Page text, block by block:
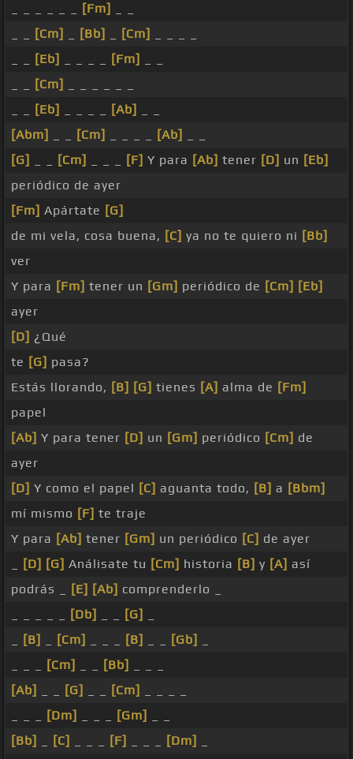
[Fm]
[Cm] [Bb] [Cm]
[Eb] [Fm]
[Cm]
[Eb] [Ab]
[Abm]
[Cm] [Ab]
[G]
[Cm] [F] Y para [Ab] tener [D] un [Eb]
periódico de ayer
[Fm] Apártate [G]
de mi vela, cosa buena, [C] ya no te quiero ni [Bb]
ver
Y para [Fm] tener un [Gm] periódico de [Cm] [Eb]
ayer
[D] ¿Qué
te [G] pasa?
Estás llorando, [B] [G] tienes [A] alma de [Fm]
papel
[Ab] Y para tener [D] un [Gm] periódico [Cm] de
ayer
[D] Y como el papel [C] aguanta todo, [B] a [Bbm]
mí mismo [F] te traje
Y para [Ab] tener [Gm] un periódico [C] de ayer
[D] [G] Análisate tu [Cm] historia [B] y [A] así
podrás _
[E] [Ab] comprenderlo _
[Db] [G]
[B] [Cm] [B] [Gb]
[Cm] [Bb]
[Ab]
[G] [Cm]
[Dm] [Gm]
[Bb]
[C] [F] [Dm]